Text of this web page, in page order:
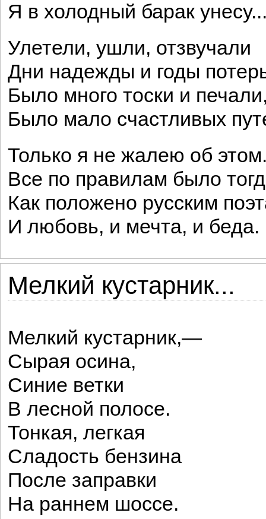
Я в холодный барак
Улетели, ушли, отзвучали
Дни надежды и годы
Было много тоски и
Было мало счастливых
Только я не жалею об
Все по правилам было
Как положено русским
И любовь, и мечта, и беда.
Мелкий кустарник...
Мелкий кустарник,—
Сырая осина,
Синие ветки
В лесной полосе.
Тонкая, легкая
Сладость бензина
После заправки
На раннем шоссе.